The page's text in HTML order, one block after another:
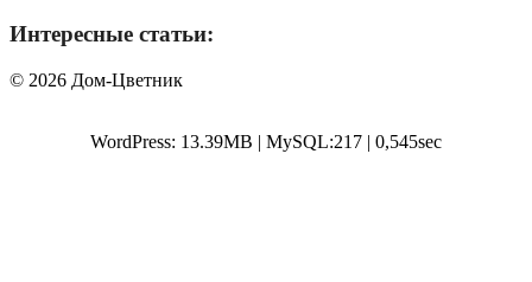
Интересные статьи:
© 2026 Дом-Цветник
WordPress: 13.39MB | MySQL:217 | 0,545sec